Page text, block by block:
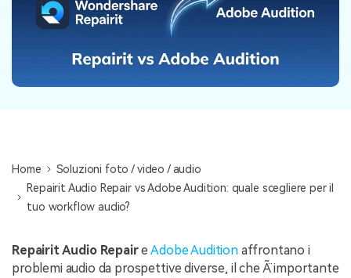
NovitÃ
Home
Soluzioni foto / video / audio
Repairit Audio Repair vs Adobe Audition: quale scegliere per il
tuo workflow audio?
Repairit Audio RepaireAdobe Auditionaffrontano i
problemi audio da prospettive diverse, il che Ã¨ importante